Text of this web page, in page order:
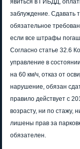
явиться в ГИБДД,
заблуждение. Сдавать
обязательное
если все штрафы
Согласно статье 32.6
управление в
на 60 км/ч, отказ от
нарушение, обязан
правило действует с
возрасту, ни по стажу,
лишены прав за
обязателен.